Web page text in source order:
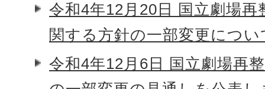
令和4年12月20日 国立劇場
関する方針の一部変更につい
令和4年12月6日 国立劇場再